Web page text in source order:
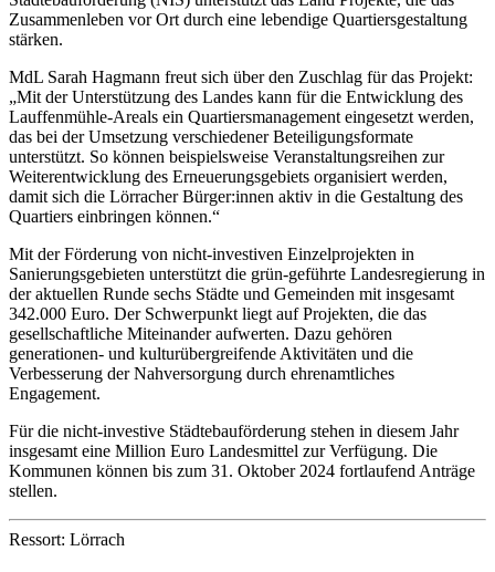
Zusammenleben vor Ort durch eine lebendige Quartiersgestaltung
stärken.
MdL Sarah Hagmann freut sich über den Zuschlag für das Projekt:
„Mit der Unterstützung des Landes kann für die Entwicklung des
Lauffenmühle-Areals ein Quartiersmanagement eingesetzt werden,
das bei der Umsetzung verschiedener Beteiligungsformate
unterstützt. So können beispielsweise Veranstaltungsreihen zur
Weiterentwicklung des Erneuerungsgebiets organisiert werden,
damit sich die Lörracher Bürger:innen aktiv in die Gestaltung des
Quartiers einbringen können.“
Mit der Förderung von nicht-investiven Einzelprojekten in
Sanierungsgebieten unterstützt die grün-geführte Landesregierung in
der aktuellen Runde sechs Städte und Gemeinden mit insgesamt
342.000 Euro. Der Schwerpunkt liegt auf Projekten, die das
gesellschaftliche Miteinander aufwerten. Dazu gehören
generationen- und kulturübergreifende Aktivitäten und die
Verbesserung der Nahversorgung durch ehrenamtliches
Engagement.
Für die nicht-investive Städtebauförderung stehen in diesem Jahr
insgesamt eine Million Euro Landesmittel zur Verfügung. Die
Kommunen können bis zum 31. Oktober 2024 fortlaufend Anträge
stellen.
Ressort: Lörrach